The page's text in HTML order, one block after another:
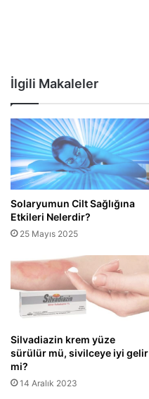
İlgili Makaleler
Solaryumun Cilt Sağlığına
Etkileri Nelerdir?
25 Mayıs 2025
Silvadiazin krem yüze
sürülür mü, sivilceye iyi gelir
mi?
14 Aralık 2023